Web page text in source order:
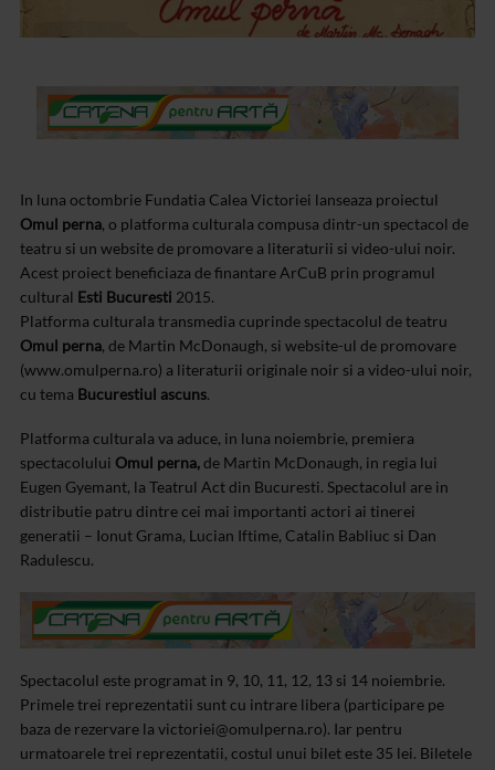
In luna octombrie Fundatia Calea Victoriei lanseaza proiectul
Omul perna, o platforma culturala compusa dintr-un spectacol de
teatru si un website de promovare a literaturii si video-ului noir.
Acest proiect beneficiaza de finantare ArCuB prin programul
cultural Esti Bucuresti 2015.
Platforma culturala transmedia cuprinde spectacolul de teatru
Omul perna, de Martin McDonaugh, si website-ul de promovare
(www.omulperna.ro) a literaturii originale noir si a video-ului noir,
cu tema Bucurestiul ascuns.
Platforma culturala va aduce, in luna noiembrie, premiera
spectacolului Omul perna,de Martin McDonaugh, in regia lui
Eugen Gyemant, la Teatrul Act din Bucuresti. Spectacolul are in
distributie patru dintre cei mai importanti actori ai tinerei
generatii – Ionut Grama, Lucian Iftime, Catalin Babliuc si Dan
Radulescu.
Spectacolul este programat in 9, 10, 11, 12, 13 si 14 noiembrie.
Primele trei reprezentatii sunt cu intrare libera (participare pe
baza de rezervare la victoriei@omulperna.ro). Iar pentru
urmatoarele trei reprezentatii, costul unui bilet este 35 lei. Biletele